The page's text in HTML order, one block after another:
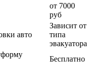
от 7000
руб
авто
Зависит от
типа
эвакуатора
Бесплатно